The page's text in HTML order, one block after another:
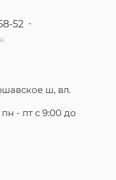
52
ш, вл.
- пт с 9:00 до